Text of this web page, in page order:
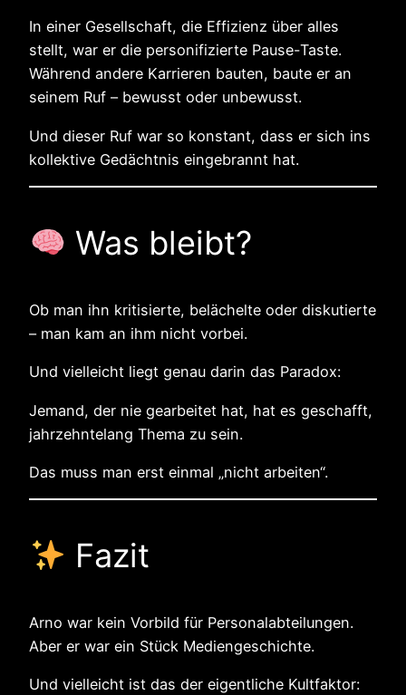
In einer Gesellschaft, die Effizienz über alles
stellt, war er die personifizierte Pause-Taste.
Während andere Karrieren bauten, baute er an
seinem Ruf – bewusst oder unbewusst.
Und dieser Ruf war so konstant, dass er sich ins
kollektive Gedächtnis eingebrannt hat.
Was bleibt?
Ob man ihn kritisierte, belächelte oder diskutierte
– man kam an ihm nicht vorbei.
Und vielleicht liegt genau darin das Paradox:
Jemand, der nie gearbeitet hat, hat es geschafft,
jahrzehntelang Thema zu sein.
Das muss man erst einmal „nicht arbeiten“.
Fazit
Arno war kein Vorbild für Personalabteilungen.
Aber er war ein Stück Mediengeschichte.
Und vielleicht ist das der eigentliche Kultfaktor: